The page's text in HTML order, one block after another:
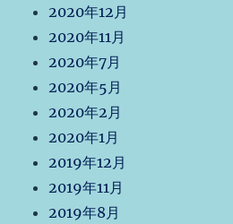
2020年12月
2020年11月
2020年7月
2020年5月
2020年2月
2020年1月
2019年12月
2019年11月
2019年8月